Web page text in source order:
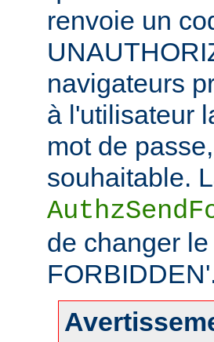
renvoie un
navigateurs
à l'utilisateur
mot de
souhaitable.
de changer